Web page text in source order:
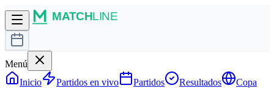
Menú
Inicio
Partidos en vivo Partidos Resultados
Copa